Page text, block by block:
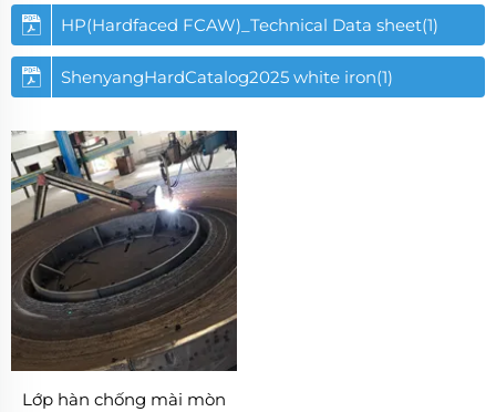
HP(Hardfaced FCAW)_Technical Data sheet(1)
ShenyangHardCatalog2025 white iron(1)
Lớp hàn chống mài mòn